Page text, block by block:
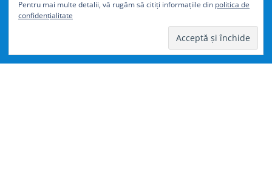
Pentru mai multe detalii, vă rugăm să citiți informațiile din politica de
confidențialitate